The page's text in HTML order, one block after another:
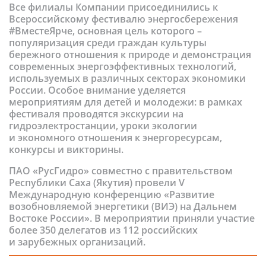
Все филиалы Компании присоединились к
Всероссийскому фестивалю энергосбережения
#ВместеЯрче, основная цель которого –
популяризация среди граждан культуры
бережного отношения к природе и демонстрация
современных энергоэффективных технологий,
используемых в различных секторах экономики
России. Особое внимание уделяется
мероприятиям для детей и молодежи: в рамках
фестиваля проводятся экскурсии на
гидроэлектростанции, уроки экологии
и экономного отношения к энергоресурсам,
конкурсы и викторины.
ПАО «РусГидро» совместно с правительством
Республики Саха (Якутия) провели V
Международную конференцию «Развитие
возобновляемой энергетики (ВИЭ) на Дальнем
Востоке России». В мероприятии приняли участие
более 350 делегатов из 112 российских
и зарубежных организаций.